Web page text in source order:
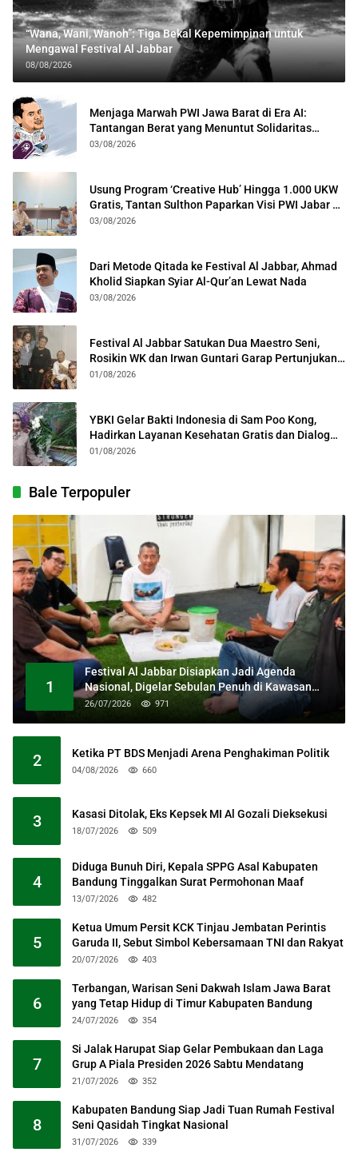
“Wana, Wani, Wanoh”: Tiga Bekal Kepemimpinan untuk
Mengawal Festival Al Jabbar
08/08/2026
Menjaga Marwah PWI Jawa Barat di Era AI:
Tantangan Berat yang Menuntut Solidaritas
Lintas Generasi
03/08/2026
Usung Program ‘Creative Hub’ Hingga 1.000 UKW
Gratis, Tantan Sulthon Paparkan Visi PWI Jabar di
Kota Bogor
03/08/2026
Dari Metode Qitada ke Festival Al Jabbar, Ahmad
Kholid Siapkan Syiar Al-Qur’an Lewat Nada
03/08/2026
Festival Al Jabbar Satukan Dua Maestro Seni,
Rosikin WK dan Irwan Guntari Garap Pertunjukan
Kolosal
01/08/2026
YBKI Gelar Bakti Indonesia di Sam Poo Kong,
Hadirkan Layanan Kesehatan Gratis dan Dialog
Kebangsaan
01/08/2026
Bale Terpopuler
1
Festival Al Jabbar Disiapkan Jadi Agenda
Nasional, Digelar Sebulan Penuh di Kawasan
Masjid Raya Al Jabbar
26/07/2026 971
2 Ketika PT BDS Menjadi Arena Penghakiman Politik
04/08/2026 660
3 Kasasi Ditolak, Eks Kepsek MI Al Gozali Dieksekusi
18/07/2026 509
4
Diduga Bunuh Diri, Kepala SPPG Asal Kabupaten
Bandung Tinggalkan Surat Permohonan Maaf
13/07/2026 482
5
Ketua Umum Persit KCK Tinjau Jembatan Perintis
Garuda II, Sebut Simbol Kebersamaan TNI dan Rakyat
20/07/2026 403
6
Terbangan, Warisan Seni Dakwah Islam Jawa Barat
yang Tetap Hidup di Timur Kabupaten Bandung
24/07/2026 354
7
Si Jalak Harupat Siap Gelar Pembukaan dan Laga
Grup A Piala Presiden 2026 Sabtu Mendatang
21/07/2026 352
8
Kabupaten Bandung Siap Jadi Tuan Rumah Festival
Seni Qasidah Tingkat Nasional
31/07/2026 339